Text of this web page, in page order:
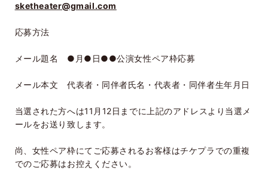
sketheater@gmail.com
応募方法
メール題名 ●月●日●●公演女性ペア枠応募
メール本文 代表者・同伴者氏名・代表者・同伴者生年月日
当選された方へは11 月 12日までに上記のアドレスより当選メ
ールをお送り致します。
尚、女性ペア枠にてご応募されるお客様はチケプラでの重複
でのご応募はお控えください。